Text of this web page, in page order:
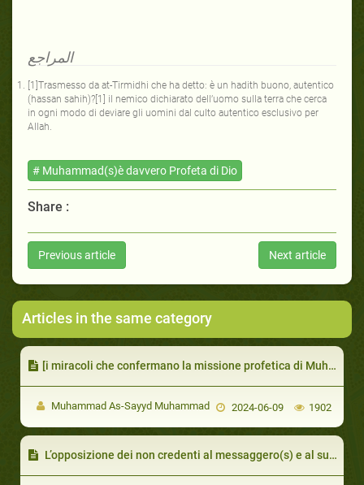
المراجع
[1]Trasmesso da at-Tirmidhi che ha detto: è un hadith buono, autentico
(hassan sahih)?[1] il nemico dichiarato dell’uomo sulla terra che cerca
in ogni modo di deviare gli uomini dal culto autentico esclusivo per
Allah.
# Muhammad(s)è davvero Profeta di Dio
Share :
Previous article Next article
Articles in the same category
[i miracoli che confermano la missione profetica di Muhammad(s)]
Muhammad As-Sayyd Muhammad 2024-06-09 1902
L’opposizione dei non credenti al messaggero(s) e al suo messaggio e la vittoria concessagli da Allah